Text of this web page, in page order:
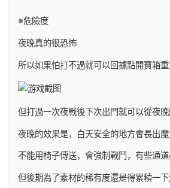
※危險度
夜晚真的很恐怖
所以如果怕打不過就可以回據點開寶箱
但打過一次夜戰後下次出門就可以從夜
夜晚的效果是，白天安全的地方會長出
不能用椅子傳送，會強制戰鬥，有些通
但後期為了素材的稀有度還是得累積一